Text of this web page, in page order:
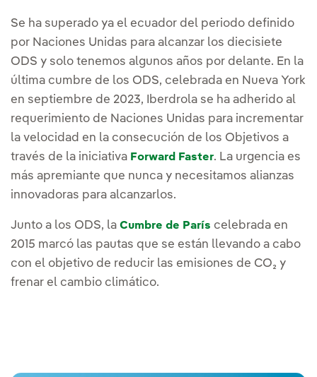
Se ha superado ya el ecuador del periodo definido
por Naciones Unidas para alcanzar los diecisiete
ODS y solo tenemos algunos años por delante. En la
última cumbre de los ODS, celebrada en Nueva York
en septiembre de 2023, Iberdrola se ha adherido al
requerimiento de Naciones Unidas para incrementar
la velocidad en la consecución de los Objetivos a
través de la iniciativa Forward Faster. La urgencia es
más apremiante que nunca y necesitamos alianzas
innovadoras para alcanzarlos.
Junto a los ODS, la Cumbre de París celebrada en
2015 marcó las pautas que se están llevando a cabo
con el objetivo de reducir las emisiones de CO₂ y
frenar el cambio climático.